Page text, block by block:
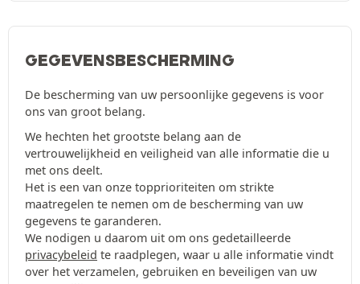
GEGEVENSBESCHERMING
De bescherming van uw persoonlijke gegevens is voor
ons van groot belang.
We hechten het grootste belang aan de
vertrouwelijkheid en veiligheid van alle informatie die u
met ons deelt.
Het is een van onze topprioriteiten om strikte
maatregelen te nemen om de bescherming van uw
gegevens te garanderen.
We nodigen u daarom uit om ons gedetailleerde
privacybeleid te raadplegen, waar u alle informatie vindt
over het verzamelen, gebruiken en beveiligen van uw